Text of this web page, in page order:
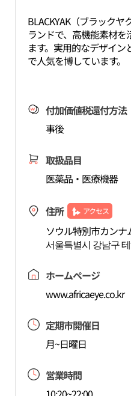
BLACKYAK（ブラック
ランドで、高機能素材
ます。実用的なデザイ
で人気を博しています。
付加価値税還付方法
事後
取扱品目
医薬品・医療機器
住所 アクセス
ソウル特別市カン
서울특별시 강남구
ホームページ
www.africaeye.co.kr
定期市開催日
月~日曜日
営業時間